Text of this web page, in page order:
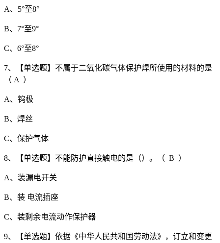
A、5°至8°
B、7°至9°
C、6°至8°
7、【单选题】不属于二氧化碳气体保护焊所使用的材料的是
（ A ）
A、钨极
B、焊丝
C、保护气体
8、【单选题】不能防护直接触电的是（）。（ B ）
A、装漏电开关
B、装 电流插座
C、装剩余电流动作保护器
9、【单选题】依据《中华人民共和国劳动法》，订立和变更